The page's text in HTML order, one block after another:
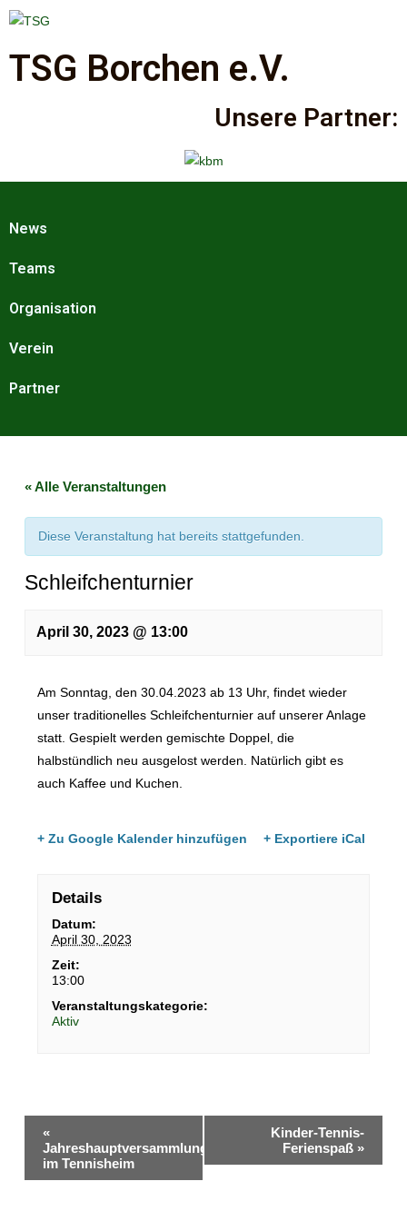
TSG Borchen e.V.
Unsere Partner:
News
Teams
Organisation
Verein
Partner
« Alle Veranstaltungen
Diese Veranstaltung hat bereits stattgefunden.
Schleifchenturnier
April 30, 2023 @ 13:00
Am Sonntag, den 30.04.2023 ab 13 Uhr, findet wieder
unser traditionelles Schleifchenturnier auf unserer Anlage
statt. Gespielt werden gemischte Doppel, die
halbstündlich neu ausgelost werden. Natürlich gibt es
auch Kaffee und Kuchen.
+ Zu Google Kalender hinzufügen + Exportiere iCal
Details
Datum:
April 30, 2023
Zeit:
13:00
Veranstaltungskategorie:
Aktiv
«
Jahreshauptversammlung
im Tennisheim
Kinder-Tennis-
Ferienspaß »